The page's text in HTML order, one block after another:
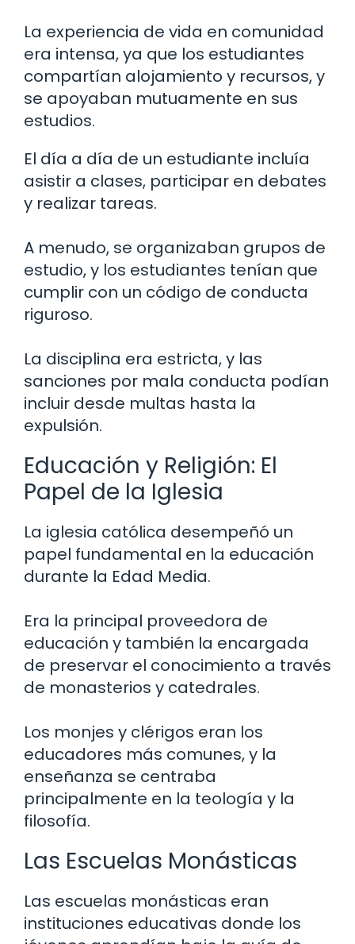
La experiencia de vida en comunidad
era intensa, ya que los estudiantes
compartían alojamiento y recursos, y
se apoyaban mutuamente en sus
estudios.
El día a día de un estudiante incluía
asistir a clases, participar en debates
y realizar tareas.
A menudo, se organizaban grupos de
estudio, y los estudiantes tenían que
cumplir con un código de conducta
riguroso.
La disciplina era estricta, y las
sanciones por mala conducta podían
incluir desde multas hasta la
expulsión.
Educación y Religión: El
Papel de la Iglesia
La iglesia católica desempeñó un
papel fundamental en la educación
durante la Edad Media.
Era la principal proveedora de
educación y también la encargada
de preservar el conocimiento a través
de monasterios y catedrales.
Los monjes y clérigos eran los
educadores más comunes, y la
enseñanza se centraba
principalmente en la teología y la
filosofía.
Las Escuelas Monásticas
Las escuelas monásticas eran
instituciones educativas donde los